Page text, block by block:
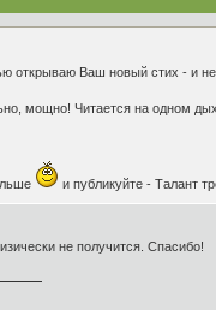
открываю Ваш новый стих - и
мощно! Читается на одном
и публикуйте - Талант
не получится. Спасибо!